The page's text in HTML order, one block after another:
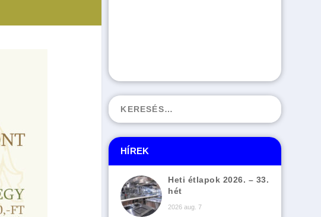
HÍREK
Heti étlapok 2026. – 33.
hét
2026 aug. 7